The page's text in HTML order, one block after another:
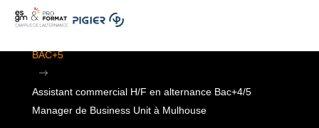
BAC+5
$
Assistant commercial H/F en alternance Bac+4/5
Manager de Business Unit à Mulhouse